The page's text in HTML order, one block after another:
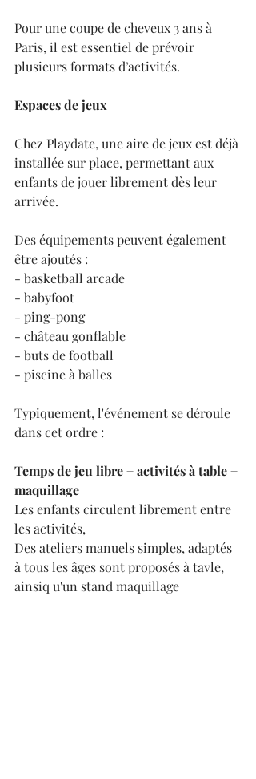
Pour une coupe de cheveux 3 ans à
Paris, il est essentiel de prévoir
plusieurs formats d’activités.
Espaces de jeux
Chez Playdate, une aire de jeux est déjà
installée sur place, permettant aux
enfants de jouer librement dès leur
arrivée.
Des équipements peuvent également
être ajoutés :
- basketball arcade
- babyfoot
- ping-pong
- château gonflable
- buts de football
- piscine à balles
Typiquement, l'événement se déroule
dans cet ordre :
Temps de jeu libre + activités à table +
maquillage
Les enfants circulent librement entre
les activités,
Des ateliers manuels simples, adaptés
à tous les âges sont proposés à tavle,
ainsiq u'un stand maquillage